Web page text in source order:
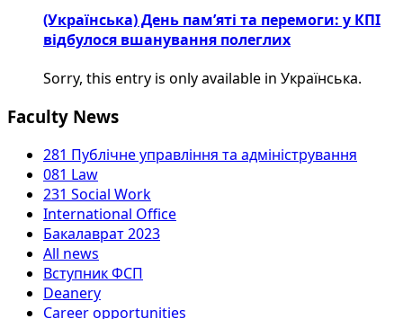
(Українська) День пам’яті та перемоги: у КПІ
відбулося вшанування полеглих
Sorry, this entry is only available in Українська.
Faculty News
281 Публічне управління та адміністрування
081 Law
231 Social Work
International Office
Бакалаврат 2023
All news
Вступник ФСП
Deanery
Career opportunities